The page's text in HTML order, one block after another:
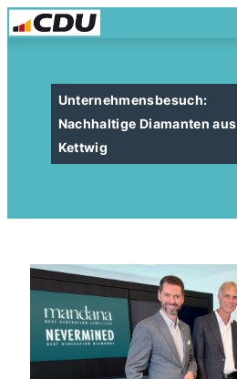
Unternehmensbesuch:
Nachhaltige Diamanten aus
Kettwig